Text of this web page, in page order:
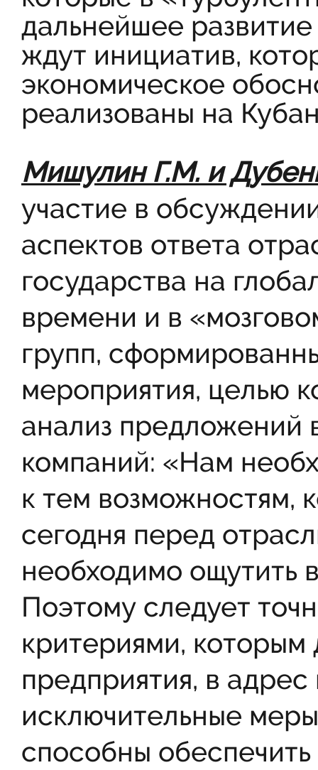
дальнейшее
ждут инициатив,
экономическое
реализованы на
Мишулин Г.М. и
участие в
аспектов ответа
государства на
времени и в
групп,
мероприятия, целью
анализ
компаний: «Нам
к тем возможностям,
сегодня перед
необходимо ощутить
Поэтому следует
критериями,
предприятия, в
исключительные
способны